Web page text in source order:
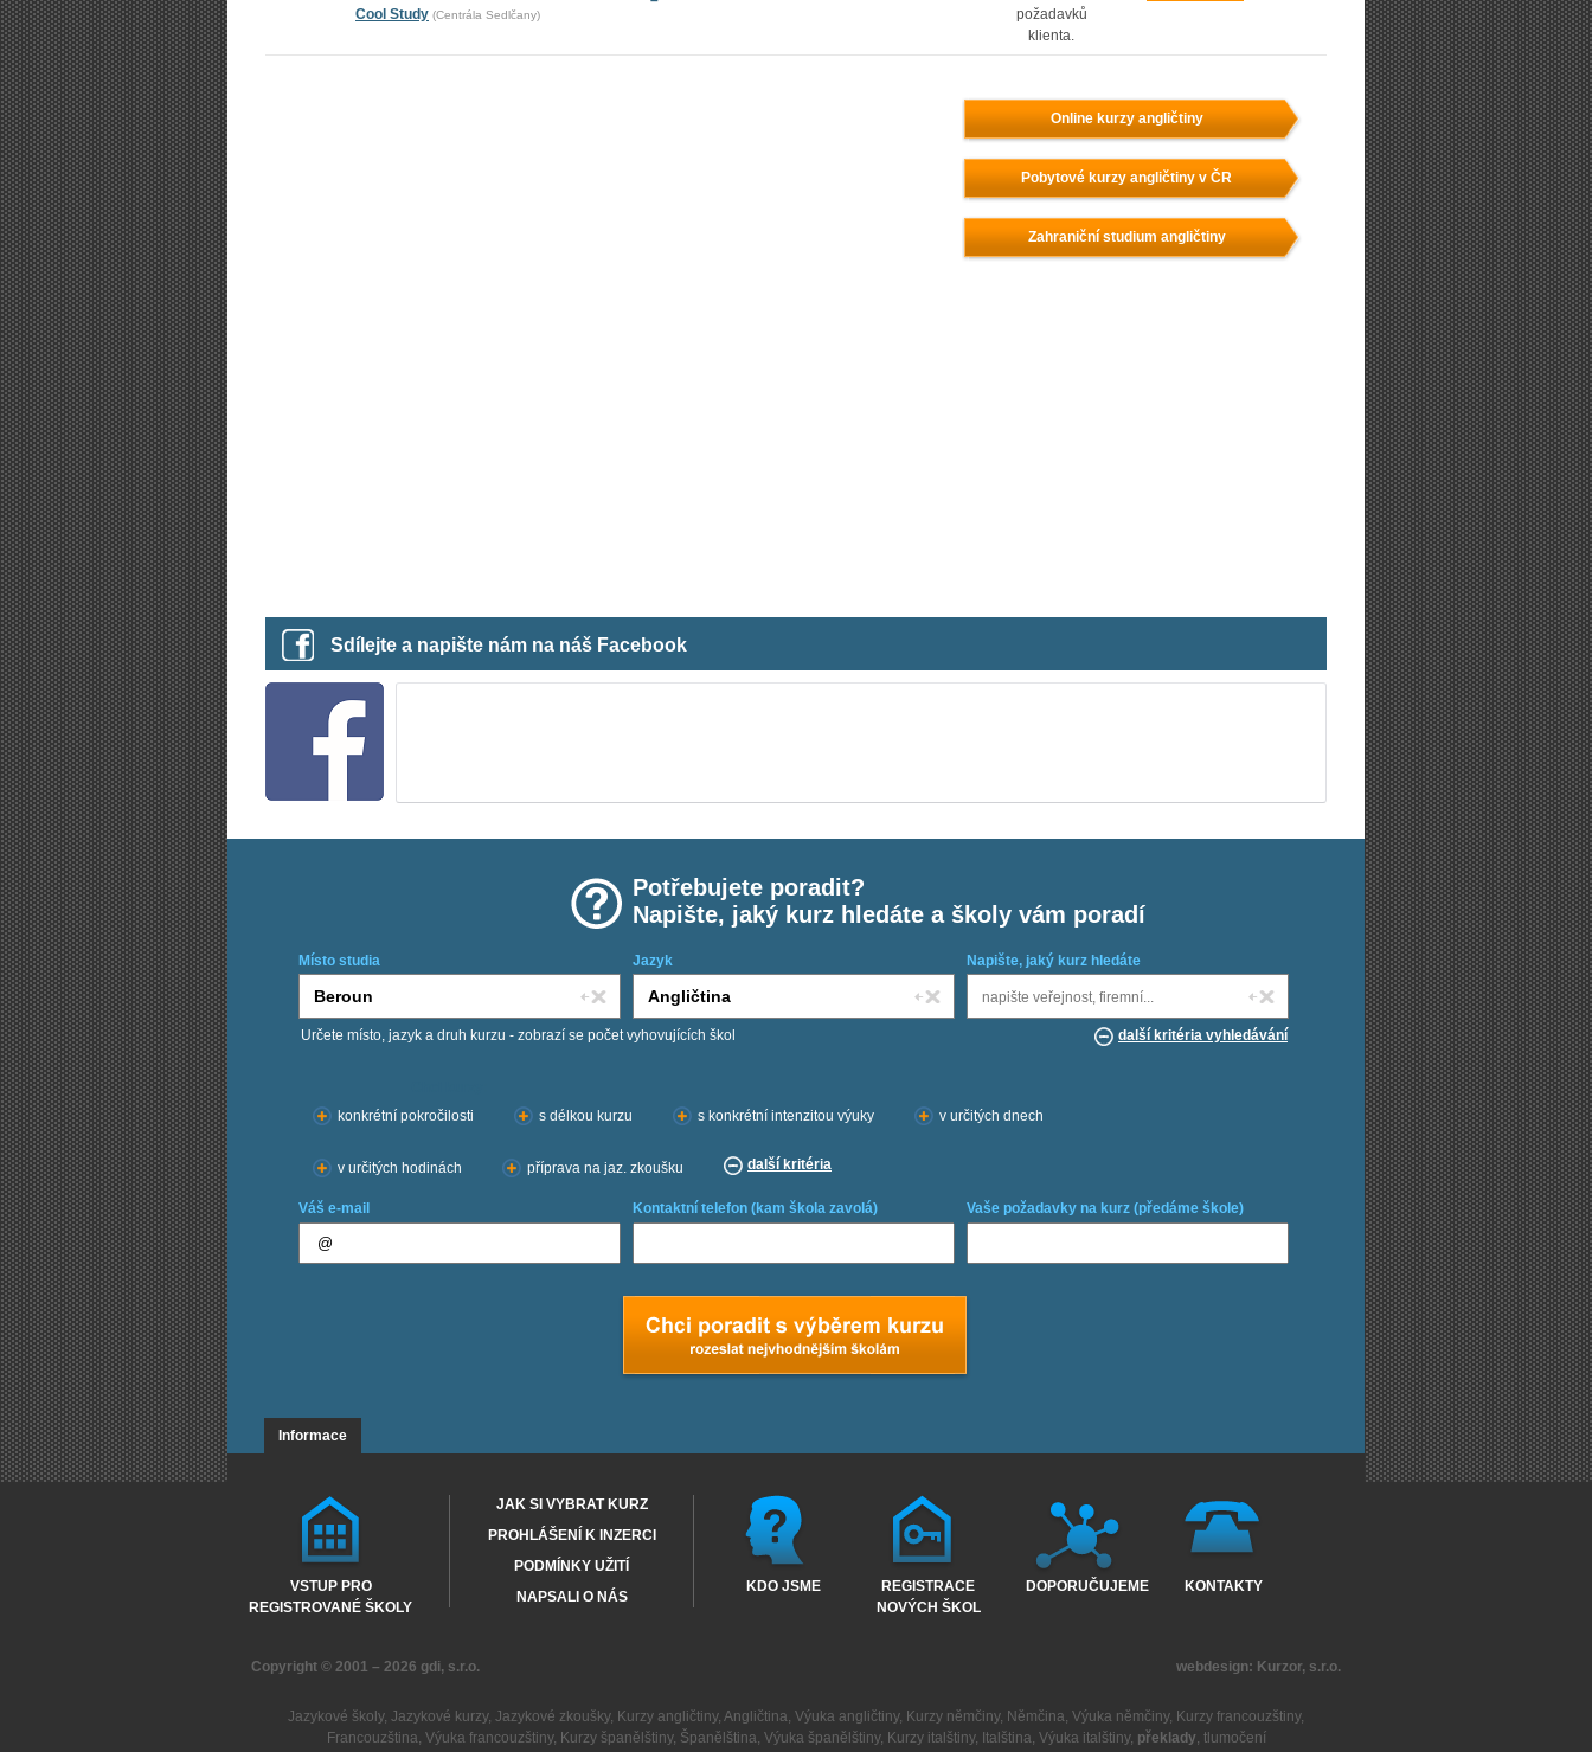
Cool Study (Centrála Sedlčany)
požadavků
klienta.
Online kurzy angličtiny
Pobytové kurzy angličtiny v ČR
Zahraniční studium angličtiny
Sdílejte a napište nám na náš Facebook
Potřebujete poradit?
Napište, jaký kurz hledáte a školy vám poradí
Místo studia Jazyk Napište, jaký kurz hledáte
Určete místo, jazyk a druh kurzu - zobrazí se počet vyhovujících škol další kritéria vyhledávání
konkrétní pokročilosti
s délkou kurzu s konkrétní intenzitou výuky v určitých dnech
v určitých hodinách příprava na jaz. zkoušku další kritéria
Váš e-mail Kontaktní telefon (kam škola zavolá) Vaše požadavky na kurz (předáme škole)
Informace
VSTUP PRO
REGISTROVANÉ ŠKOLY
JAK SI VYBRAT KURZ
PROHLÁŠENÍ K INZERCI
PODMÍNKY UŽITÍ
NAPSALI O NÁS
KDO JSME
REGISTRACE
NOVÝCH ŠKOL
DOPORUČUJEME KONTAKTY
Copyright © 2001 – 2026 gdi, s.r.o. webdesign: Kurzor, s.r.o.
Jazykové školy, Jazykové kurzy, Jazykové zkoušky, Kurzy angličtiny, Angličtina, Výuka angličtiny, Kurzy němčiny, Němčina, Výuka němčiny, Kurzy francouzštiny,
Francouzština, Výuka francouzštiny, Kurzy španělštiny, Španělština, Výuka španělštiny, Kurzy italštiny, Italština, Výuka italštiny, překlady, tlumočení